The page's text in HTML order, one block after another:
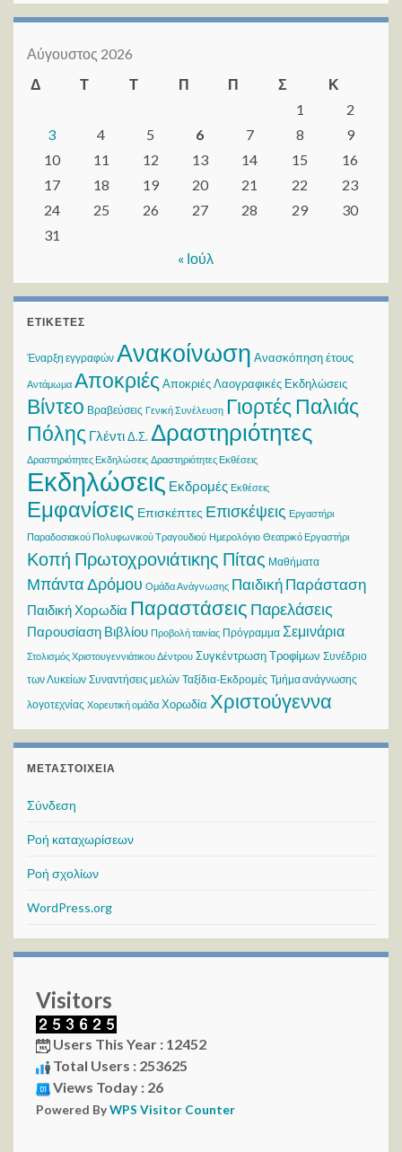
Αύγουστος 2026
Δ
Τ Τ Π Π Σ
Κ
1
2
3
4 5 6 7 8
9
10
11 12 13 14 15
16
17
18 19 20 21 22
23
24
25 26 27 28 29
30
31
« Ιούλ
ΕΤΙΚΈΤΕΣ
Έναρξη εγγραφών Ανακοίνωση Ανασκόπηση έτους
Αντάμωμα Αποκριές Αποκριές Λαογραφικές Εκδηλώσεις
Βίντεο Βραβεύσεις Γενική Συνέλευση Γιορτές Παλιάς
Πόλης ΓλέντιΔ.Σ. Δραστηριότητες
Δραστηριότητες Εκδηλώσεις Δραστηριότητες Εκθέσεις
Εκδηλώσεις Εκδρομές Εκθέσεις
Εμφανίσεις Επισκέπτες Επισκέψεις Εργαστήρι
Παραδοσιακού Πολυφωνικού Τραγουδιού Ημερολόγιο Θεατρικό Εργαστήρι
Κοπή Πρωτοχρονιάτικης Πίτας Μαθήματα
Μπάντα Δρόμου Ομάδα Ανάγνωσης Παιδική Παράσταση
Παιδική Χορωδία Παραστάσεις Παρελάσεις
Παρουσίαση Βιβλίου Προβολή ταινίας Πρόγραμμα Σεμινάρια
Στολισμός Χριστουγεννιάτικου Δέντρου Συγκέντρωση Τροφίμων Συνέδριο
των Λυκείων Συναντήσεις μελών Ταξίδια-Εκδρομές Τμήμα ανάγνωσης
λογοτεχνίας Χορευτική ομάδα Χορωδία Χριστούγεννα
ΜΕΤΑΣΤΟΙΧΕΊΑ
Σύνδεση
Ροή καταχωρίσεων
Ροή σχολίων
WordPress.org
Visitors
Users This Year : 12452
Total Users : 253625
Views Today : 26
Powered ByWPS Visitor Counter